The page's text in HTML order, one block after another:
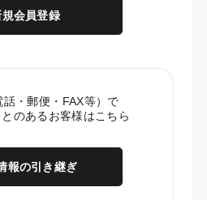
規会員登録
話・郵便・FAX等）で
のあるお客様はこちら
報の引き継ぎ